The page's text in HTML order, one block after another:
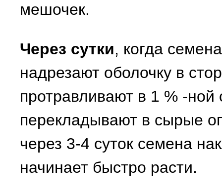
мешочек.
Через сутки, когда
надрезают оболочку в
протравливают в 1 % -
перекладывают в сырые
через 3-4 суток семена
начинает быстро расти.